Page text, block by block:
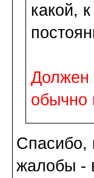
какой,
Должен
обычно
Спасибо,
жалобы -